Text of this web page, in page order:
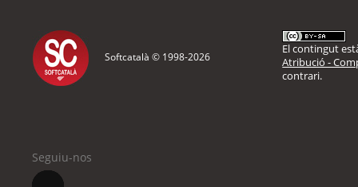
Softcatalà © 1998-2026
El contingut
Atribució -
contrari.
Seguiu-nos